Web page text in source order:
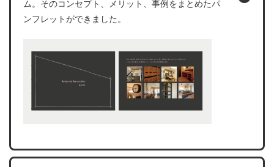
ム。そのコンセプト、メリット、事例をまとめたパ
ンフレットができました。